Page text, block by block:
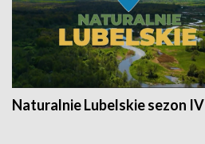
Naturalnie Lubelskie sezon IV